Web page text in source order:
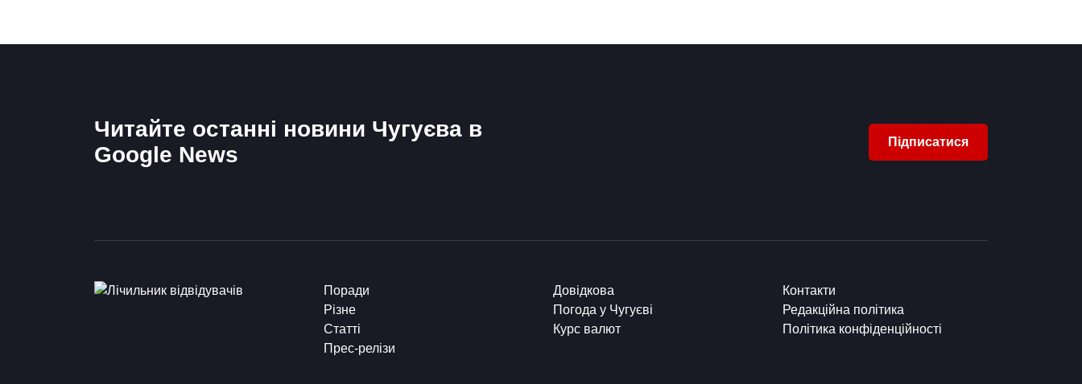
Читайте останні новини Чугуєва в
Google News
Підписатися
Поради
Різне
Статті
Прес-релізи
Довідкова
Погода у Чугуєві
Курс валют
Контакти
Редакційна політика
Політика конфіденційності